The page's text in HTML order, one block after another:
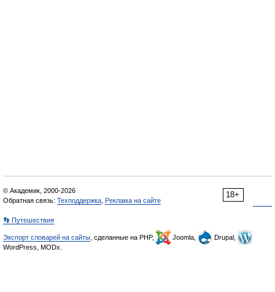
18+
© Академик, 2000-2026
Обратная связь: Техподдержка Реклама на сайте
👣 Путешествия
Экспорт словарей на сайты , сделанные на PHP, Joomla,
Drupal,
WordPress, MODx.